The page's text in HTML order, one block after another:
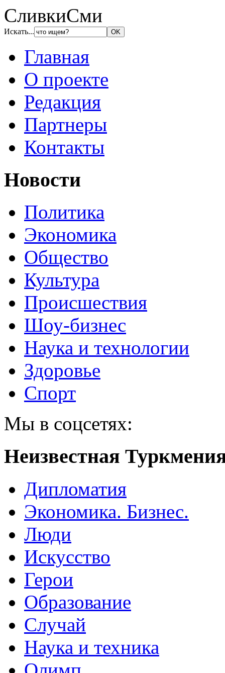
СливкиСми
Искать...
Главная
О проекте
Редакция
Партнеры
Контакты
Новости
Политика
Экономика
Общество
Культура
Происшествия
Шоу-бизнес
Наука и технологии
Здоровье
Спорт
Мы в соцсетях:
Неизвестная
Дипломатия
Экономика. Бизнес.
Люди
Искусство
Герои
Образование
Случай
Наука и техника